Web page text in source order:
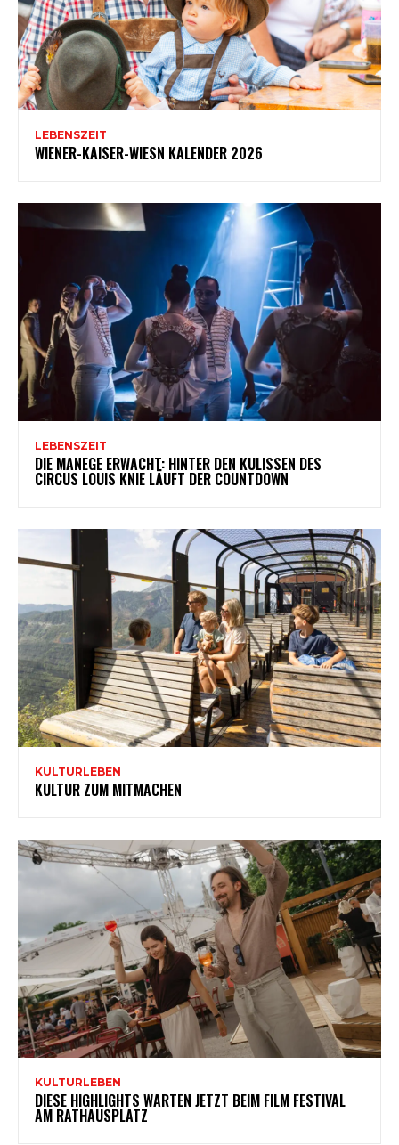
LEBENSZEIT
WIENER-KAISER-WIESN KALENDER 2026
LEBENSZEIT
DIE MANEGE ERWACHT: HINTER DEN KULISSEN DES
CIRCUS LOUIS KNIE LÄUFT DER COUNTDOWN
KULTURLEBEN
KULTUR ZUM MITMACHEN
KULTURLEBEN
DIESE HIGHLIGHTS WARTEN JETZT BEIM FILM FESTIVAL
AM RATHAUSPLATZ